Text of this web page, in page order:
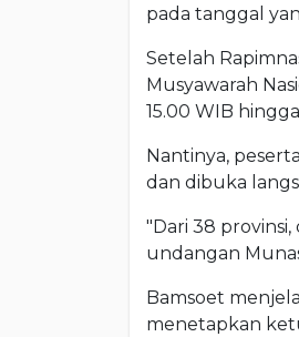
pada tanggal
Setelah
Musyawarah
15.00 WIB
Nantinya,
dan dibuka
"Dari 38
undangan
Bamsoet
menetapkan